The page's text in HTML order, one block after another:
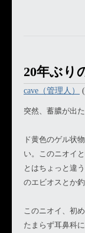
20年ぶり
cave（管理人） (
突然、蓄膿が出た
ド黄色のゲル状
い。このニオイ
とはちょっと違
のエビオスとか
このニオイ、初
たまらず耳鼻科